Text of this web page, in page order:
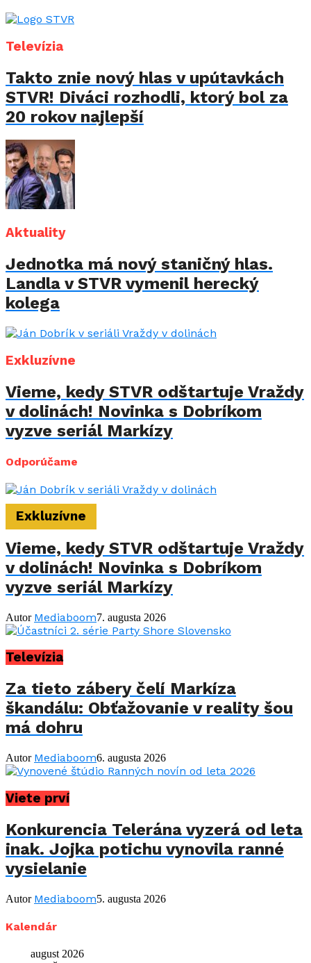
Televízia
Takto znie nový hlas v upútavkách
STVR! Diváci rozhodli, ktorý bol za
20 rokov najlepší
Aktuality
Jednotka má nový staničný hlas.
Landla v STVR vymenil herecký
kolega
Exkluzívne
Vieme, kedy STVR odštartuje Vraždy
v dolinách! Novinka s Dobríkom
vyzve seriál Markízy
Odporúčame
Exkluzívne
Vieme, kedy STVR odštartuje Vraždy
v dolinách! Novinka s Dobríkom
vyzve seriál Markízy
Autor Mediaboom7. augusta 2026
Televízia
Za tieto zábery čelí Markíza
škandálu: Obťažovanie v reality šou
má dohru
Autor Mediaboom6. augusta 2026
Viete prví
Konkurencia Telerána vyzerá od leta
inak. Jojka potichu vynovila ranné
vysielanie
Autor Mediaboom5. augusta 2026
Kalendár
august 2026